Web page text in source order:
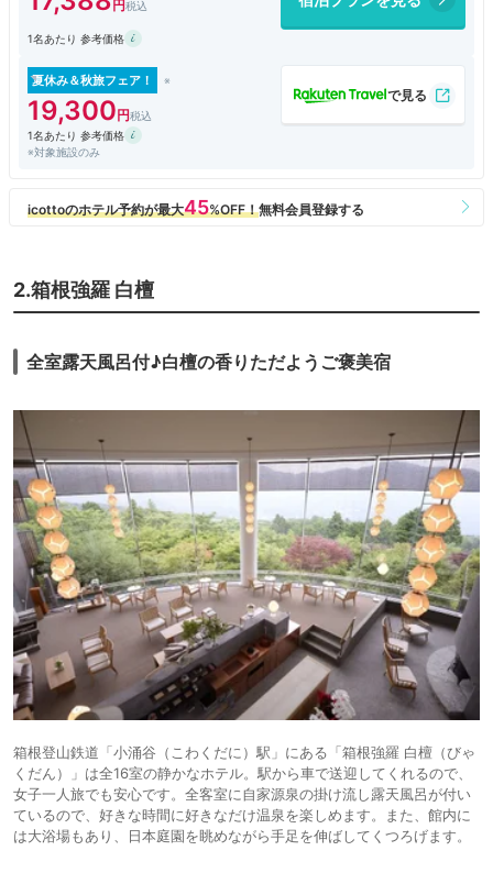
楽しめるビューバスが付いたコンドミニアムタイプの宿泊施設です。自分
はホテル棟に宿泊。
す。
でもお願いしたら、フロントで温め対応してくるといわれました。
ドリンクバーがラウンジになり、それが充実していてたのしい。
無料のデザートのプリンがおいしかった。
1名あたり 参考価格
夏休み＆秋旅フェア！
19,300
1名あたり 参考価格
※対象施設のみ
2.箱根強羅 白檀
全室露天風呂付♪白檀の香りただようご褒美宿
箱根登山鉄道「小涌谷（こわくだに）駅」にある「箱根強羅 白檀（びゃ
くだん）」は全16室の静かなホテル。駅から車で送迎してくれるので、
女子一人旅でも安心です。全客室に自家源泉の掛け流し露天風呂が付い
ているので、好きな時間に好きなだけ温泉を楽しめます。また、館内に
は大浴場もあり、日本庭園を眺めながら手足を伸ばしてくつろげます。